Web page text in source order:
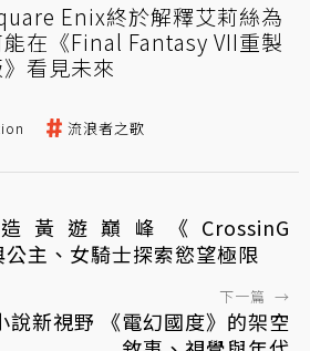
Enix終於解釋艾莉絲為
在《Final Fantasy VII重製
看見未來
流浪者之歌
黃遊巔峰《CrossinG
主、女騎士探索慾望極限
下一篇 →
說新視野 《電幻國度》的架空